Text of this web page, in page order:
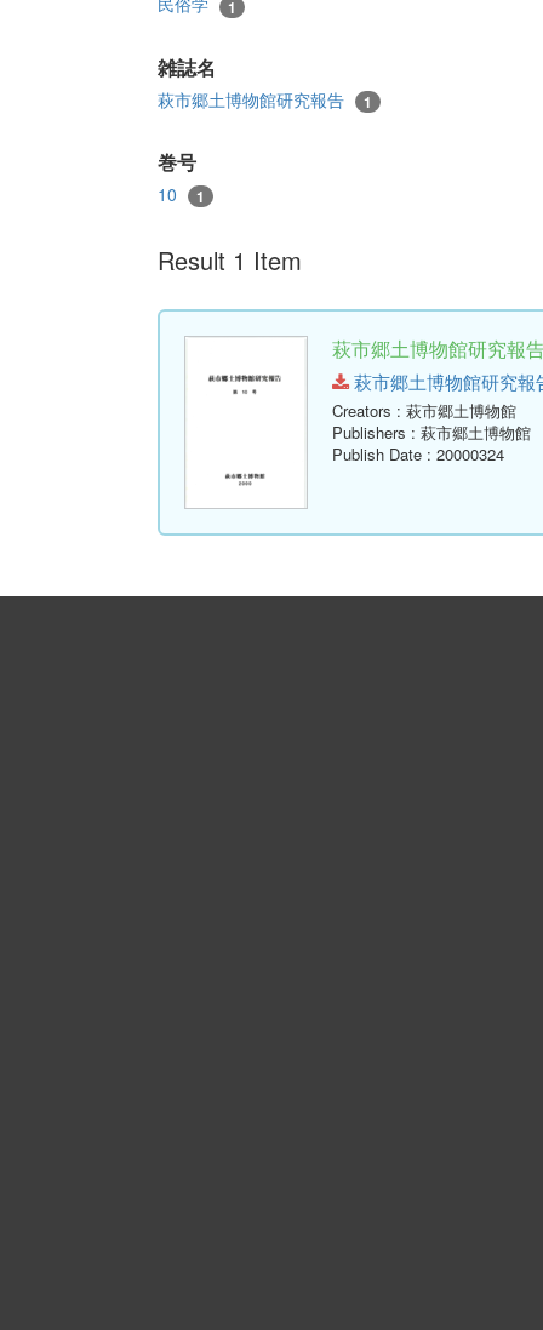
1
雑誌名
萩市郷土博物館研究報告 1
巻号
10 1
Result 1 Item
萩市郷土博物館研究報
萩市郷土博物館研究報
Creators : 萩市郷土博物館
Publishers : 萩市郷土博物館
Publish Date : 20000324